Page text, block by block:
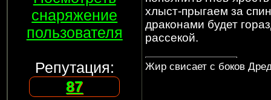
снаряжение
пользователя
Репутация:
87
хлыст-прыгаем за
драконами будет
рассекой.
Жир свисает с боков